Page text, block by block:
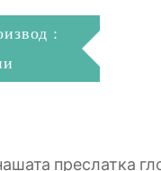
:
преслатка